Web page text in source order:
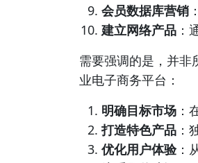
会员数据库营销
建立网络产品 ：
需要强调的是，并非
业电子商务平台：
明确目标市场 ：
打造特色产品 ：
优化用户体验：